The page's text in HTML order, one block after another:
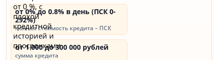
от 0% до 0.8% в день (ПСК 0-
292%)
полная стоимость кредита – ПСК
от 1 000 до 300 000 рублей
сумма кредита